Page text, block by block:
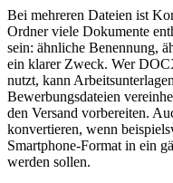
Bei mehreren Dateien ist
Ordner viele Dokumente
sein: ähnliche Benennung,
ein klarer Zweck. Wer
nutzt, kann
Bewerbungsdateien
den Versand vorbereiten.
konvertieren, wenn
Smartphone-Format in ein
werden sollen.